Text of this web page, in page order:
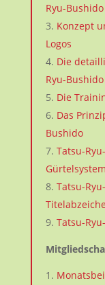
Ryu-Bushido
Konzept
Logos
Die
Ryu-Bushido
Die
Das
Bushido
Tatsu-
Gürtelsystem
Tatsu-
Tatsu-